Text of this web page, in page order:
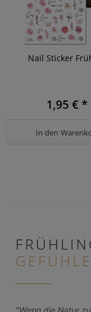
Nail Sticker
1,95 € *
In den
GEFÜHLE
"Wenn die Natur